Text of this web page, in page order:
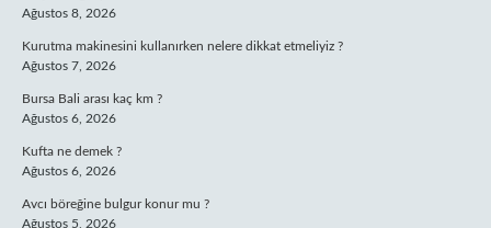
Ağustos 8, 2026
Kurutma makinesini kullanırken nelere dikkat etmeliyiz ?
Ağustos 7, 2026
Bursa Bali arası kaç km ?
Ağustos 6, 2026
Kufta ne demek ?
Ağustos 6, 2026
Avcı böreğine bulgur konur mu ?
Ağustos 5, 2026